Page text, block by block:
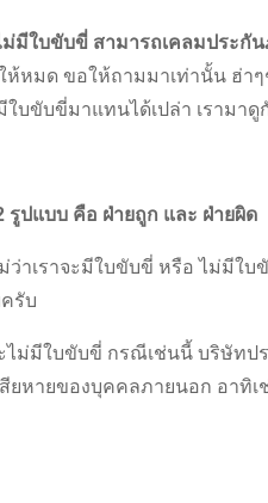
ม่มีใบขับขี่ สามารถเคลมประกั
ห้หมด ขอให้ถามมาเท่านั้น ฮ่า
บขับขี่มาแทนได้เปล่า เรามาดู
ปแบบ คือ ฝ่ายถูก และ ฝ่ายผิด
ม่ว่าเราจะมีใบขับขี่ หรือ ไม่มีใ
ครับ
ะไม่มีใบขับขี่ กรณีเช่นนี้ บริษัท
ยหายของบุคคลภายนอก อาทิ